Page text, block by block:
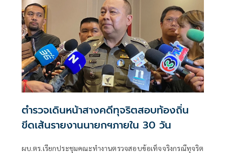
ตำรวจเดินหน้าสางคดีทุจริตสอบท้องถิ่น
ขีดเส้นรายงานนายกฯภายใน 30 วัน
ผบ.ตร.เรียกประชุมคณะทำงานตรวจสอบข้อเท็จจริงกรณีทุจริต